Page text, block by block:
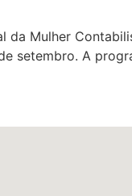
da Mulher
setembro. A